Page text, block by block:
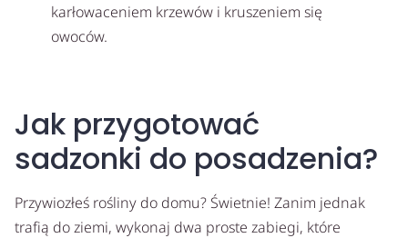
karłowaceniem krzewów i kruszeniem się
owoców.
Jak przygotować
sadzonki do posadzenia?
Przywiozłeś rośliny do domu? Świetnie! Zanim jednak
trafią do ziemi, wykonaj dwa proste zabiegi, które